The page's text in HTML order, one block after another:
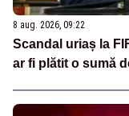
8 aug. 2026, 09:22
Scandal uriaș la
ar fi plătit o sumă